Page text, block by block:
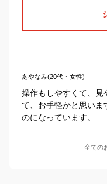
あやなみ(20代・女性)
操作もしやすくて、見
て、お手軽かと思いま
のになっています。
全ての